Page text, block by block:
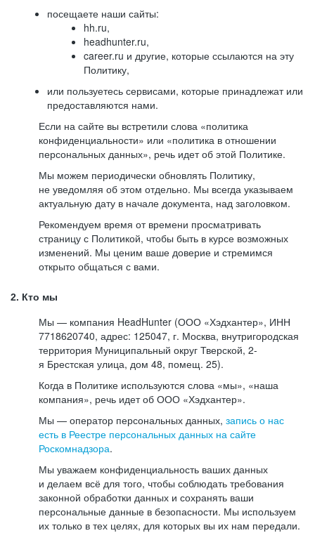
посещаете наши сайты:
hh.ru,
headhunter.ru,
career.ru и другие, которые ссылаются на эту
Политику,
или пользуетесь сервисами, которые принадлежат или
предоставляются нами.
Если на сайте вы встретили слова «политика
конфиденциальности» или «политика в отношении
персональных данных», речь идет об этой Политике.
Мы можем периодически обновлять Политику,
не уведомляя об этом отдельно. Мы всегда указываем
актуальную дату в начале документа, над заголовком.
Рекомендуем время от времени просматривать
страницу с Политикой, чтобы быть в курсе возможных
изменений. Мы ценим ваше доверие и стремимся
открыто общаться с вами.
2. Кто мы
Мы — компания HeadHunter (ООО «Хэдхантер», ИНН
7718620740, адрес: 125047, г. Москва, внутригородская
территория Муниципальный округ Тверской, 2-
я Брестская улица, дом 48, помещ. 25).
Когда в Политике используются слова «мы», «наша
компания», речь идет об ООО «Хэдхантер».
Мы — оператор персональных данных, запись о нас
есть в Реестре персональных данных на сайте
Роскомнадзора.
Мы уважаем конфиденциальность ваших данных
и делаем всё для того, чтобы соблюдать требования
законной обработки данных и сохранять ваши
персональные данные в безопасности. Мы используем
их только в тех целях, для которых вы их нам передали.